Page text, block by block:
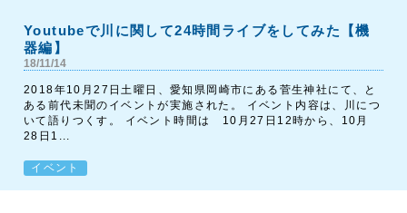
Youtubeで川に関して24時間ライブをしてみた【機
器編】
18/11/14
2018年10月27日土曜日、愛知県岡崎市にある菅生神社にて、と
ある前代未聞のイベントが実施された。 イベント内容は、川につ
いて語りつくす。 イベント時間は 10月27日12時から、10月
28日1...
イベント